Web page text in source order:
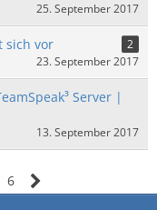
25. September 2017
sich vor
2
23. September 2017
Server |
13. September 2017
6